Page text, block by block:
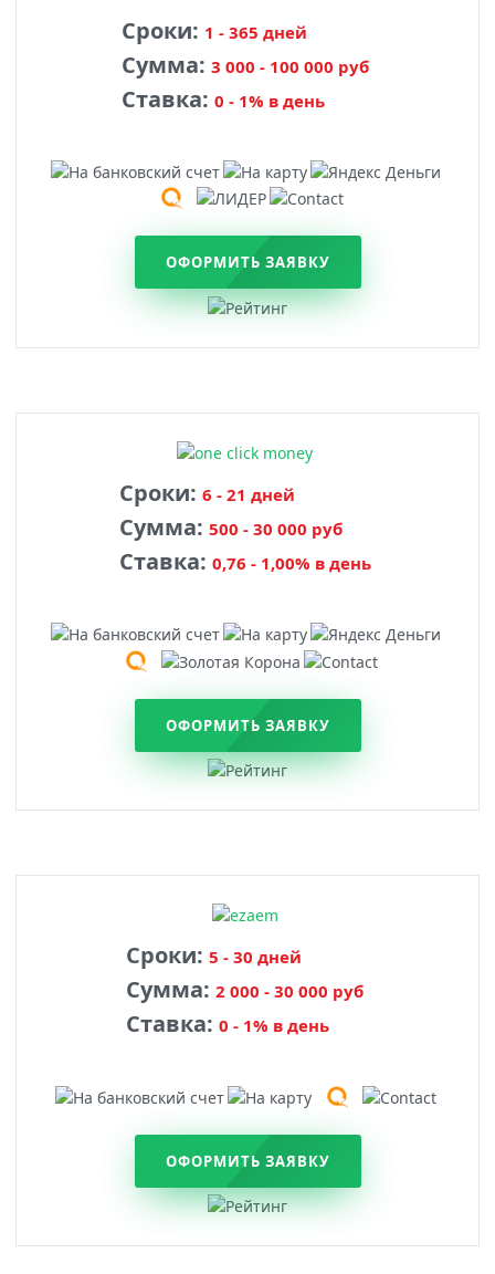
Сроки: 1 - 365 дней
Сумма: 3 000 - 100 000 руб
Ставка: 0 - 1% в день
ОФОРМИТЬ ЗАЯВКУ
Сроки: 6 - 21 дней
Сумма: 500 - 30 000 руб
Ставка: 0,76 - 1,00% в день
ОФОРМИТЬ ЗАЯВКУ
Сроки: 5 - 30 дней
Сумма: 2 000 - 30 000 руб
Ставка: 0 - 1% в день
ОФОРМИТЬ ЗАЯВКУ